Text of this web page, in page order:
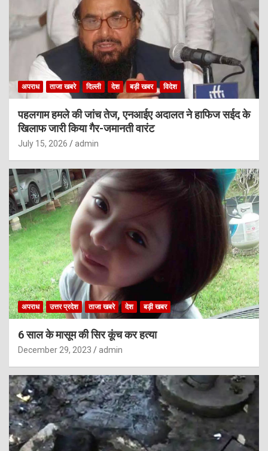
अपराध ताजा खबरे दिल्ली देश बड़ी खबर विदेश
पहलगाम हमले की जांच तेज, एनआईए अदालत ने हाफिज सईद के
खिलाफ जारी किया गैर-जमानती वारंट
July 15, 2026 admin
अपराध उत्तर प्रदेश ताजा खबरे देश बड़ी खबर
6 साल के मासूम की सिर कूंच कर हत्या
December 29, 2023 admin